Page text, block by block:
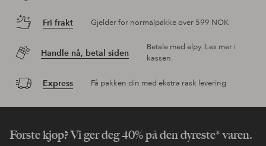
Fri frakt Gjelder for normalpakke over 599 NOK
Handle nå, betal siden
Betale med elpy. Les mer i
kassen.
Express Få pakken din med ekstra rask levering
Første kjøp? Vi ger deg 40% på den dyreste* varen.